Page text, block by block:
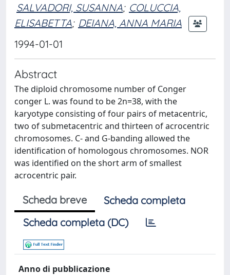
SALVADORI, SUSANNA; COLUCCIA,
ELISABETTA; DEIANA, ANNA MARIA
1994-01-01
Abstract
The diploid chromosome number of Conger
conger L. was found to be 2n=38, with the
karyotype consisting of four pairs of metacentric,
two of submetacentric and thirteen of acrocentric
chromosomes. C- and G-banding allowed the
identification of homologous chromosomes. NOR
was identified on the short arm of smallest
acrocentric pair.
Scheda breve
Scheda completa
Scheda completa (DC)
Anno di pubblicazione